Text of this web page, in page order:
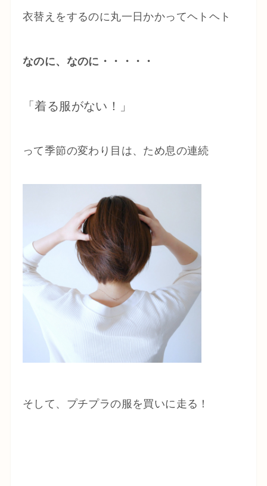
衣替えをするのに丸一日かかってヘトヘト
なのに、なのに・・・・・
「着る服がない！」
って季節の変わり目は、ため息の連続
そして、プチプラの服を買いに走る！